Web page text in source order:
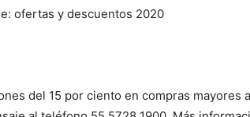
ofertas y descuentos 2020
del 15 por ciento en compras mayores